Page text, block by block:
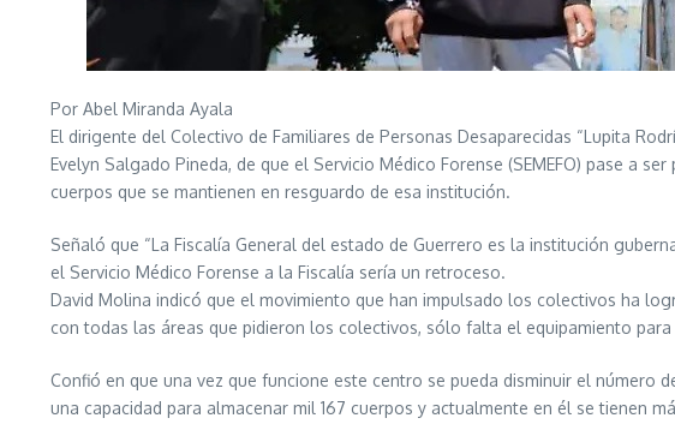
Por Abel Miranda Ayala
El dirigente del Colectivo de Familiares de Personas Desaparecidas “Lupita
Evelyn Salgado Pineda, de que el Servicio Médico Forense (SEMEFO) pase a
cuerpos que se mantienen en resguardo de esa institución.
Señaló que “La Fiscalía General del estado de Guerrero es la institución
el Servicio Médico Forense a la Fiscalía sería un retroceso.
David Molina indicó que el movimiento que han impulsado los colectivos ha
con todas las áreas que pidieron los colectivos, sólo falta el equipamiento
Confió en que una vez que funcione este centro se pueda disminuir el
una capacidad para almacenar mil 167 cuerpos y actualmente en él se tienen